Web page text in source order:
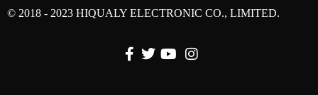
© 2018 - 2023 HIQUALY ELECTRONIC CO., LIMITED.